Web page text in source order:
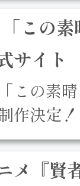
この
サイト
この素
作決定！
メ『賢